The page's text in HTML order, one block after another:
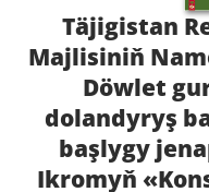
Täjigistan
Majlisiniň
Döwlet
dolandyryş
başlygy
Ikromyň